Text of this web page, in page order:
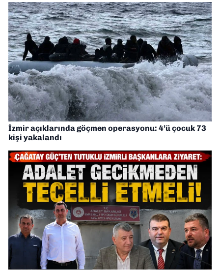
İzmir açıklarında göçmen operasyonu: 4’ü çocuk 73
kişi yakalandı